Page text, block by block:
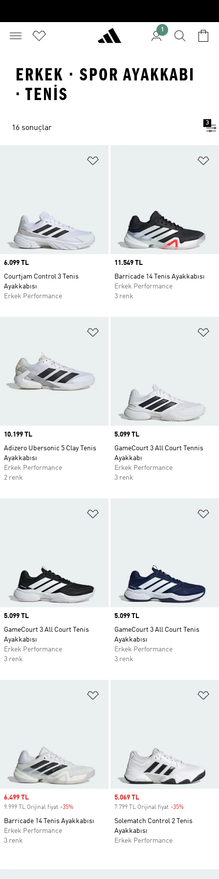
1
ERKEK · SPOR AYAKKABI
· TENIS
16 sonuçlar
3
Price
6.099 TL
Courtjam Control 3 Tenis
Ayakkabısı
Erkek Performance
Price
11.549 TL
Barricade 14 Tenis Ayakkabısı
Erkek Performance
3 renk
Price
10.199 TL
Adizero Ubersonic 5 Clay Tenis
Ayakkabısı
Erkek Performance
2 renk
Price
5.099 TL
GameCourt 3 All Court Tennis
Ayakkabı
Erkek Performance
3 renk
Price
5.099 TL
GameCourt 3 All Court Tenis
Ayakkabısı
Erkek Performance
3 renk
Price
5.099 TL
GameCourt 3 All Court Tenis
Ayakkabısı
Erkek Performance
3 renk
Sale price
6.499 TL
9.999 TL Orijinal fiyat -35%
Barricade 14 Tenis Ayakkabısı
Erkek Performance
3 renk
Sale price
5.069 TL
7.799 TL Orijinal fiyat -35%
Solematch Control 2 Tenis
Ayakkabısı
Erkek Performance